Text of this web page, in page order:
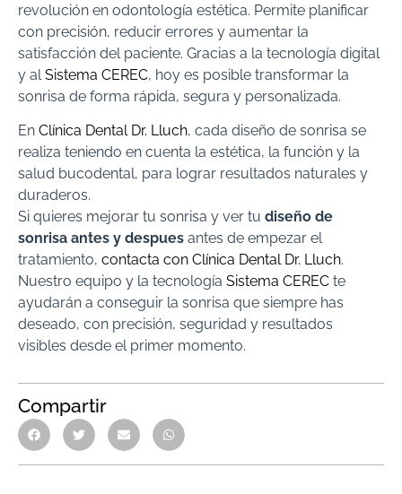
revolución en odontología estética. Permite planificar
con precisión, reducir errores y aumentar la
satisfacción del paciente. Gracias a la tecnología digital
y al Sistema CEREC, hoy es posible transformar la
sonrisa de forma rápida, segura y personalizada.
En Clínica Dental Dr. Lluch, cada diseño de sonrisa se
realiza teniendo en cuenta la estética, la función y la
salud bucodental, para lograr resultados naturales y
duraderos.
Si quieres mejorar tu sonrisa y ver tu diseño de
sonrisa antes y despues antes de empezar el
tratamiento, contacta con Clínica Dental Dr. Lluch.
Nuestro equipo y la tecnología Sistema CEREC te
ayudarán a conseguir la sonrisa que siempre has
deseado, con precisión, seguridad y resultados
visibles desde el primer momento.
Compartir